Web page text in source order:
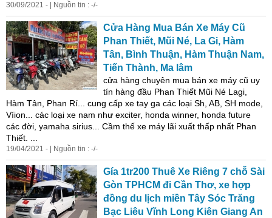
30/09/2021 - | Nguồn tin : -/-
Cửa Hàng Mua Bán Xe Máy Cũ
Phan Thiết, Mũi Né, La Gi, Hàm
Tân, Bình Thuận, Hàm Thuận Nam,
Tiến Thành, Ma lâm
cửa hàng chuyên mua bán xe máy cũ uy
tín hàng đầu Phan Thiết Mũi Né Lagi,
Hàm Tân, Phan Rí... cung cấp xe tay ga các loại Sh, AB, SH mode,
Víion... các loại xe nam như exciter, honda winner, honda future
các đời, yamaha sirius... Cầm thế xe máy lãi xuất thấp nhất Phan
Thiết. ...
19/04/2021 - | Nguồn tin : -/-
Gía 1tr200 Thuê Xe Riêng 7 chỗ Sài
Gòn TPHCM đi Cần Thơ, xe hợp
đồng du lịch miền Tây Sóc Trăng
Bạc Liêu Vĩnh Long Kiên Giang An